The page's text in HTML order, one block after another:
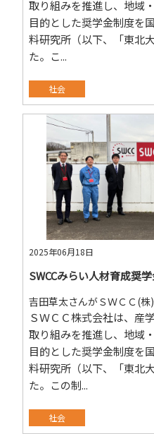
取り組みを推進し、地域
目的とした奨学金制度を
料研究所（以下、「東北
た。こ...
社会
2025年06月18日
SWCCみらい人材育成奨
吉田草太さんがＳＷＣＣ(
ＳＷＣＣ株式会社は、産
取り組みを推進し、地域
目的とした奨学金制度を
料研究所（以下、「東北
た。この制...
社会